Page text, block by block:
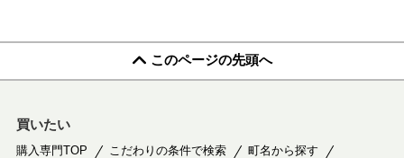
このページの先頭へ
買いたい
購入専門TOP こだわりの条件で検索
町名から探す